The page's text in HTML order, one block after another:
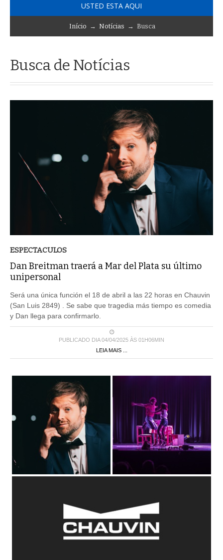
USTED ESTA AQUI
Início → Notícias → Busca
Busca de Notícias
ESPECTACULOS
Dan Breitman traerá a Mar del Plata su último
unipersonal
Será una única función el 18 de abril a las 22 horas en Chauvin
(San Luis 2849) . Se sabe que tragedia más tiempo es comedia
y Dan llega para confirmarlo.
PUBLICADO DIA 04/04/2025 ÀS 01H06MIN
LEIA MAIS ...